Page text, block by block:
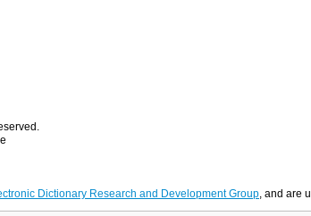
Dictionary Research and Development Group, and are